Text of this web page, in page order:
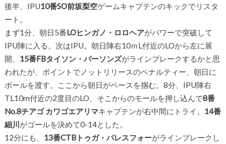
後半、IPU10番SO前坂梨空ゲームキャプテンのキックでリスタ
ート。
まず1分、朝日5番LOヒンガノ・ロロヘアがパワーで突破して
IPU陣に入る。次はIPU。朝日陣右10ｍL付近のLOから左に展
開、 15番FBタイソン・パーソンズがラインブレークするかと思
われたが、ポイントでノットリリースのペナルティー、朝日に
ボールを渡す。ここから朝日がペースを掴む。8分、IPU陣右
TL10m付近の2度目のLO、そこからのモールを押し込んで8番
No.8チアゴ カワゴエアリマキャプテンが右中間にトライ。 14番
細川 がゴールを決めて0-14とした。
12分にも、 13番CTBトゥガ・パレスフォーがラインブレークし